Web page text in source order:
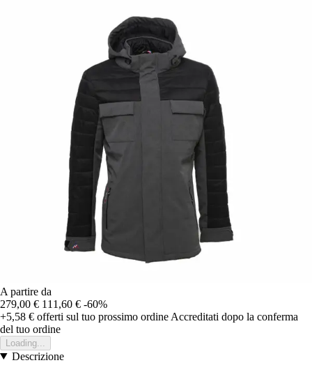
A partire da
279,00 € 111,60 € -60%
+5,58 € offerti sul tuo prossimo ordine Accreditati dopo la conferma
del tuo ordine
Loading...
Descrizione